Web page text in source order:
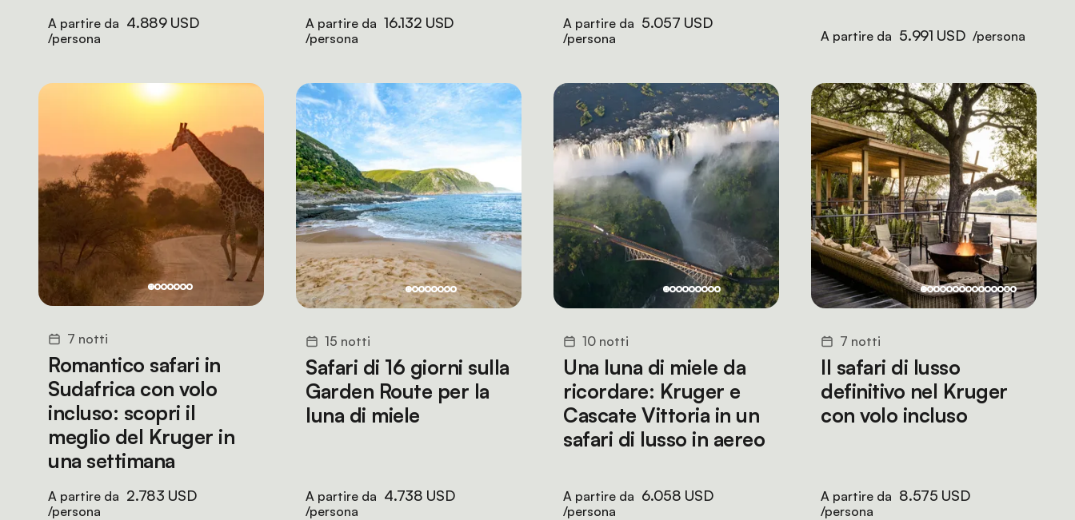
A partire da 4.889 USD
/persona
A partire da 16.132 USD
/persona
A partire da 5.057 USD
/persona A partire da 5.991 USD /persona
7 notti
Romantico safari in
Sudafrica con volo
incluso: scopri il
meglio del Kruger in
una settimana
A partire da 2.783 USD
/persona
15 notti
Safari di 16 giorni sulla
Garden Route per la
luna di miele
A partire da 4.738 USD
/persona
10 notti
Una luna di miele da
ricordare: Kruger e
Cascate Vittoria in un
safari di lusso in aereo
A partire da 6.058 USD
/persona
7 notti
Il safari di lusso
definitivo nel Kruger
con volo incluso
A partire da 8.575 USD
/persona